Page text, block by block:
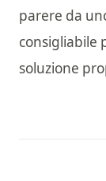
parere da
consigliabile
soluzione